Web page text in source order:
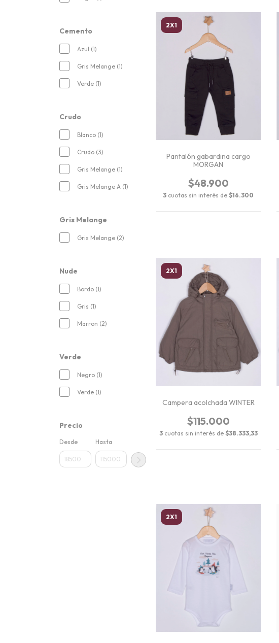
Cemento
Azul (1)
Gris Melange (1)
Verde (1)
Crudo
Blanco (1)
Crudo (3)
Gris Melange (1)
Gris Melange A (1)
Gris Melange
Gris Melange (2)
Nude
Bordo (1)
Gris (1)
Marron (2)
Verde
Negro (1)
Verde (1)
Precio
Desde Hasta
2X1
Pantalón gabardina cargo
MORGAN
$48.900
3 cuotas sin interés de$16.300
2X1
Campera acolchada WINTER
$115.000
3 cuotas sin interés de $38.333,33
2X1